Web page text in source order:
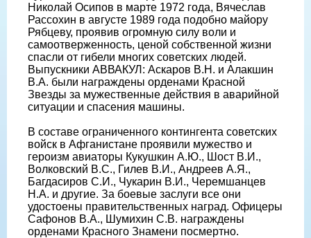
Николай Осипов в марте 1972 года, Вячеслав
Рассохин в августе 1989 года подобно майору
Рябцеву, проявив огромную силу воли и
самоотверженность, ценой собственной жизни
спасли от гибели многих советских людей.
Выпускники АВВАКУЛ: Аскаров В.Н. и Алакшин
В.А. были награждены орденами Красной
Звезды за мужественные действия в аварийной
ситуации и спасения машины.
В составе ограниченного контингента советских
войск в Афганистане проявили мужество и
героизм авиаторы Кукушкин А.Ю., Шост В.И.,
Волковский В.С., Гилев В.И., Андреев А.Я.,
Багдасиров С.И., Чукарин В.И., Черемшанцев
Н.А. и другие. За боевые заслуги все они
удостоены правительственных наград. Офицеры
Сафонов В.А., Шумихин С.В. награждены
орденами Красного Знамени посмертно.